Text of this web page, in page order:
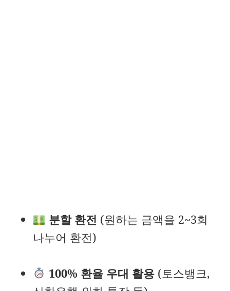
분할 환전 (원하는 금액을 2~3회
나누어 환전)
100% 환율 우대 활용(토스뱅크,